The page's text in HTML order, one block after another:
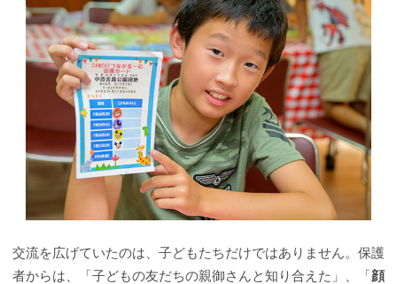
交流を広げていたのは、子どもたちだけではありません。保護
者からは、「子どもの友だちの親御さんと知り合えた」、「顔